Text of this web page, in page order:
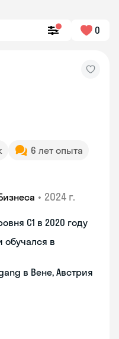
0
6 лет опыта
• 2024 г.
С1 в 2020 году
в
в Вене, Австрия